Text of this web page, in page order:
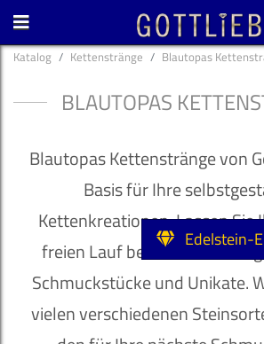
Edelstein-
Katalog Kettenstränge Blautopas
BLAUTOPAS
Blautopas Kettenstränge von
Basis für Ihre
Kettenkreationen. Lassen Sie
freien Lauf bei der Gestaltung
Schmuckstücke und Unikate.
vielen verschiedenen